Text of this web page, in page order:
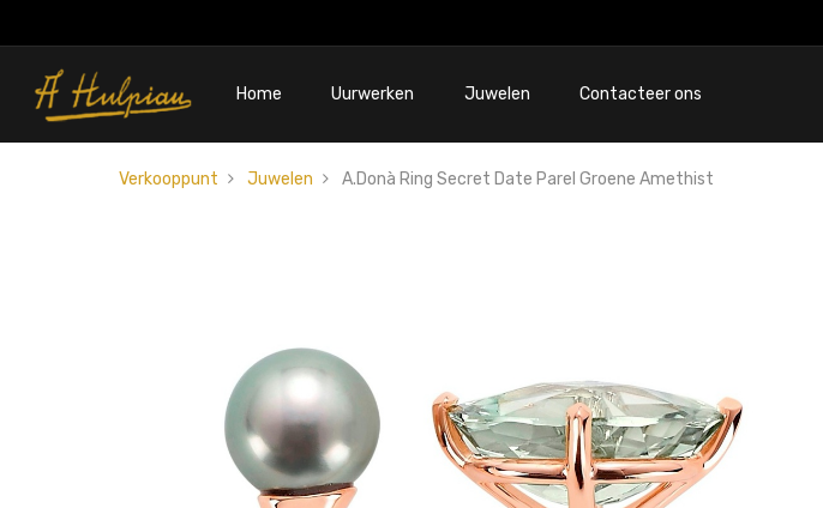
Home Uurwerken Juwelen Contacteer ons
Verkooppunt Juwelen A.Donà Ring Secret Date Parel Groene Amethist